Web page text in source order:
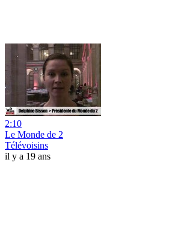
2:10
Le Monde de 2
Télévoisins
il y a 19 ans